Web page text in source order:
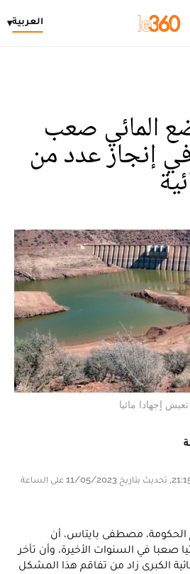
العربية▾
المائي صعب
إنجاز عدد من
إجهادا مائيا
في 11/05/2023 على الساعة 21:15, تحديث بتاريخ 11/05/2023 على الساعة
الحكومة، مصطفى بايتاس، أن
في السنوات الأخيرة، وأن تأخر
الكبرى زاد من تفاقم هذا المشكل